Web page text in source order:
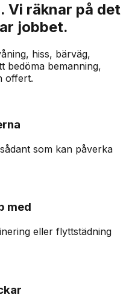
Vi räknar på det
jobbet.
hiss, bärväg,
bedöma bemanning,
offert.
som kan påverka
med
eller flyttstädning